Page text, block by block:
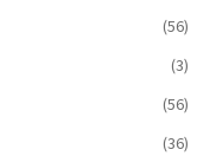
(56)
(3)
(56)
(36)